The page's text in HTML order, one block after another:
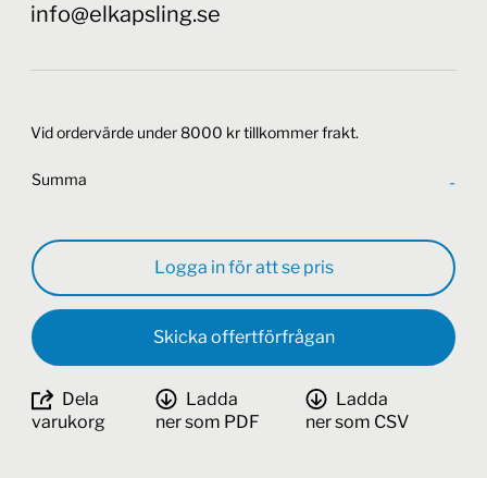
info@elkapsling.se
Vid ordervärde under 8000 kr tillkommer frakt.
Summa -
Logga in för att se pris
Skicka offertförfrågan
Dela
varukorg
Ladda
ner som PDF
Ladda
ner som CSV